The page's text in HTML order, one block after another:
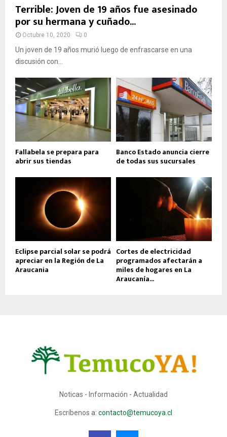
Terrible: Joven de 19 años fue asesinado
por su hermana y cuñado...
Octubre 10, 2020 0
Un joven de 19 años murió luego de enfrascarse en una
discusión con...
Fallabela se prepara para
abrir sus tiendas
Banco Estado anuncia cierre
de todas sus sucursales
Eclipse parcial solar se podrá
apreciar en la Región de La
Araucania
Cortes de electricidad
programados afectarán a
miles de hogares en La
Araucanía...
Noticas - Información - Actualidad
Escríbenos a: contacto@temucoya.cl